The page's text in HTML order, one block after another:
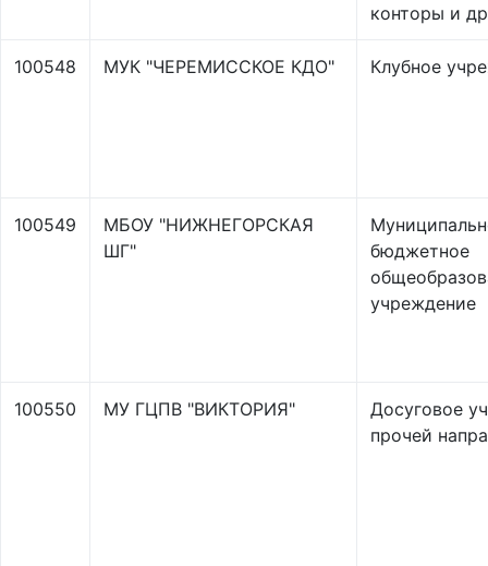
конторы и
100548 МУК "ЧЕРЕМИССКОЕ КДО" Клубное
100549
МБОУ "НИЖНЕГОРСКАЯ
ШГ"
бюджетное
учреждение
100550 МУ ГЦПВ "ВИКТОРИЯ"
Досуговое
прочей